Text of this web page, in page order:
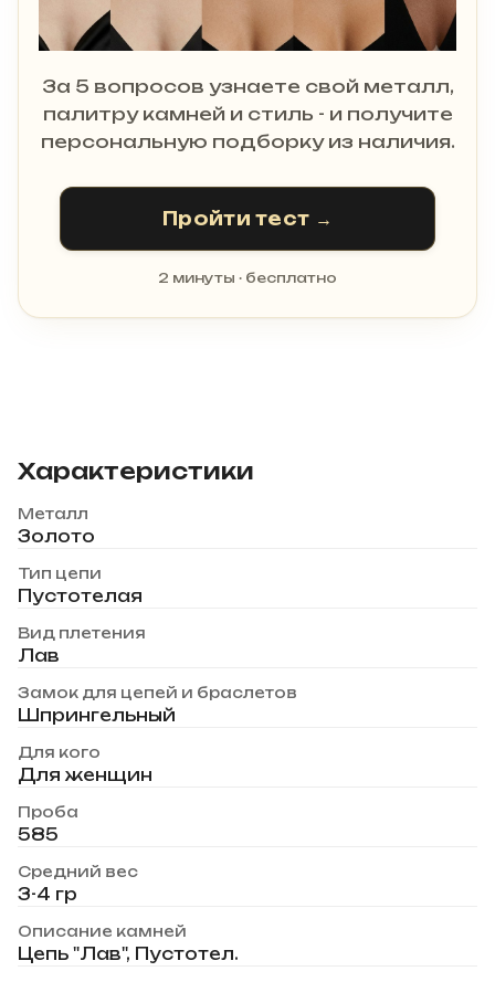
За 5 вопросов узнаете свой металл,
палитру камней и стиль - и получите
персональную подборку из наличия.
Пройти тест →
2 минуты · бесплатно
Характеристики
Металл
Золото
Тип цепи
Пустотелая
Вид плетения
Лав
Замок для цепей и браслетов
Шпрингельный
Для кого
Для женщин
Проба
585
Средний вес
3-4 гр
Описание камней
Цепь "Лав", Пустотел.